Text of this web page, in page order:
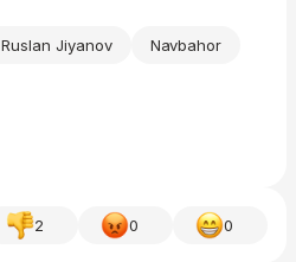
Ruslan Jiyanov Navbahor
2 0 0